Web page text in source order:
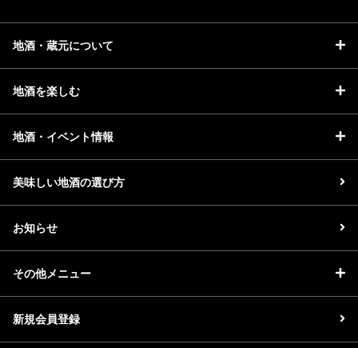
地酒・蔵元について
地酒を楽しむ
地酒・イベント情報
美味しい地酒の選び方
お知らせ
その他メニュー
新規会員登録